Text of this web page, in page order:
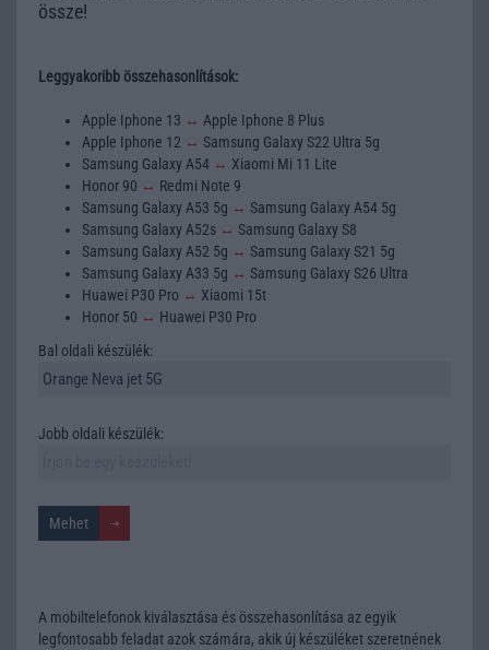
össze!
Leggyakoribb összehasonlítások:
Apple Iphone 13 ↔ Apple Iphone 8 Plus
Apple Iphone 12 ↔ Samsung Galaxy S22 Ultra 5g
Samsung Galaxy A54 ↔ Xiaomi Mi 11 Lite
Honor 90 ↔ Redmi Note 9
Samsung Galaxy A53 5g ↔ Samsung Galaxy A54 5g
Samsung Galaxy A52s ↔ Samsung Galaxy S8
Samsung Galaxy A52 5g ↔ Samsung Galaxy S21 5g
Samsung Galaxy A33 5g ↔ Samsung Galaxy S26 Ultra
Huawei P30 Pro ↔ Xiaomi 15t
Honor 50 ↔ Huawei P30 Pro
Bal oldali készülék:
Jobb oldali készülék:
A mobiltelefonok kiválasztása és összehasonlítása az egyik
legfontosabb feladat azok számára, akik új készüléket szeretnének